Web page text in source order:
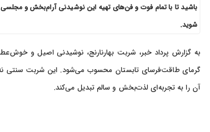
باشید تا با تمام فوت و فن‌های تهیه این نوشیدنی آرام‌بخش و مجلسی
شوید.
به گزارش پرداد خبر، شربت بهارنارنج، نوشیدنی اصیل و
گرمای طاقت‌فرسای تابستان محسوب می‌شود. این شربت سنتی نه
آن را به تجربه‌ای لذت‌بخش و سالم تبدیل می‌کند.